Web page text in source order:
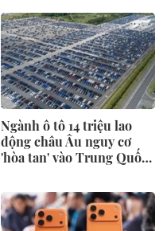
Ngành ô tô 14 triệu lao
động châu Âu nguy cơ
'hòa tan' vào Trung Quốc:
ngày/tháng, có nhà máy
nửa năm chỉ sản xuất hơn
6.000 xe